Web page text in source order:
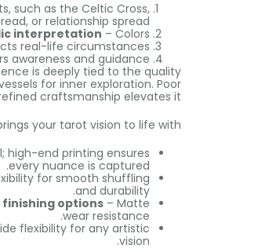
, such as the Celtic Cross,
, or relationship spread
interpretation – Colors
real-life circumstances
awareness and guidance
is deeply tied to the quality
for inner exploration. Poor
craftsmanship elevates it
your tarot vision to life with
; high-end printing ensures
every nuance is captured
.
for smooth shuffling
and durability
.
finishing options – Matte
wear resistance
.
flexibility for any artistic
vision
.